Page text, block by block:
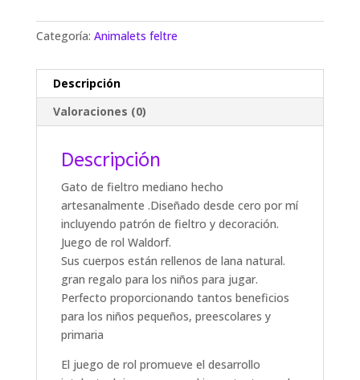
Categoría: Animalets feltre
Descripción
Valoraciones (0)
Descripción
Gato de fieltro mediano hecho
artesanalmente .Diseñado desde cero por mí
incluyendo patrón de fieltro y decoración.
Juego de rol Waldorf.
Sus cuerpos están rellenos de lana natural.
gran regalo para los niños para jugar.
Perfecto proporcionando tantos beneficios
para los niños pequeños, preescolares y
primaria
El juego de rol promueve el desarrollo